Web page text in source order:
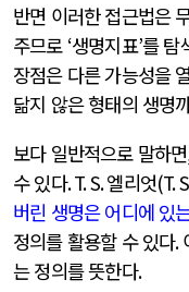
반면 이러한 접근법은
주므로 ‘생명지표’를 탐
장점은 다른 가능성을
닮지 않은 형태의 생명
보다 일반적으로 말하면
수 있다. T. S.엘리엇(T.
버린 생명은 어디에 있
정의를 활용할 수 있다.
는 정의를 뜻한다.